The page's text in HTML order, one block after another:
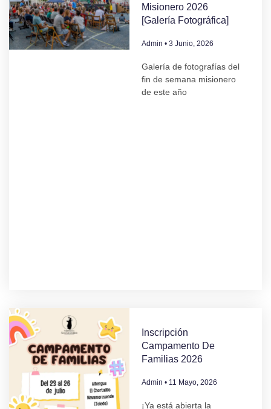
Misionero 2026
[Galería Fotográfica]
Admin 3 Junio, 2026
Galería de fotografías del
fin de semana misionero
de este año
Inscripción
Campamento De
Familias 2026
Admin 11 Mayo, 2026
¡Ya está abierta la